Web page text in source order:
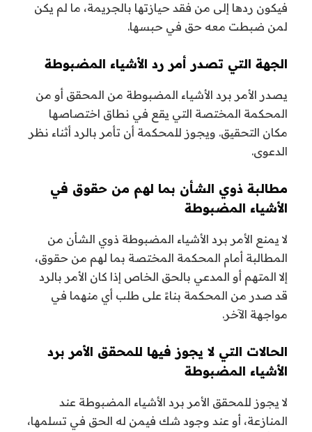
فيكون ردها إلى من فقد حيازتها بالجريمة، ما لم يكن
لمن ضبطت معه حق في حبسها.
الجهة التي تصدر أمر رد الأشياء المضبوطة
يصدر الأمر برد الأشياء المضبوطة من المحقق أو من
المحكمة المختصة التي يقع في نطاق اختصاصها
مكان التحقيق. ويجوز للمحكمة أن تأمر بالرد أثناء نظر
الدعوى.
مطالبة ذوي الشأن بما لهم من حقوق في
الأشياء المضبوطة
لا يمنع الأمر برد الأشياء المضبوطة ذوي الشأن من
المطالبة أمام المحكمة المختصة بما لهم من حقوق،
إلا المتهم أو المدعي بالحق الخاص إذا كان الأمر بالرد
قد صدر من المحكمة بناءً على طلب أي منهما في
مواجهة الآخر.
الحالات التي لا يجوز فيها للمحقق الأمر برد
الأشياء المضبوطة
لا يجوز للمحقق الأمر برد الأشياء المضبوطة عند
المنازعة، أو عند وجود شك فيمن له الحق في تسلمها،